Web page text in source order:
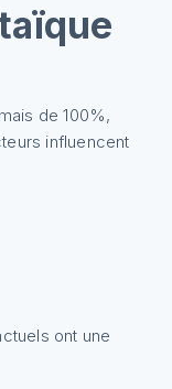
de 100%,
influencent
ont une